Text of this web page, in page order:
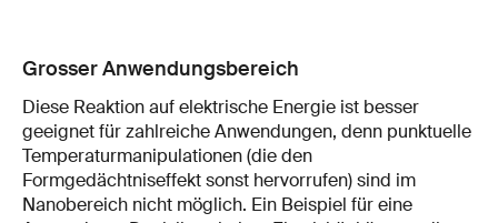
Grosser Anwendungsbereich
Diese Reaktion auf elektrische Energie ist besser
geeignet für zahlreiche Anwendungen, denn punktuelle
Temperaturmanipulationen (die den
Formgedächtniseffekt sonst hervorrufen) sind im
Nanobereich nicht möglich. Ein Beispiel für eine